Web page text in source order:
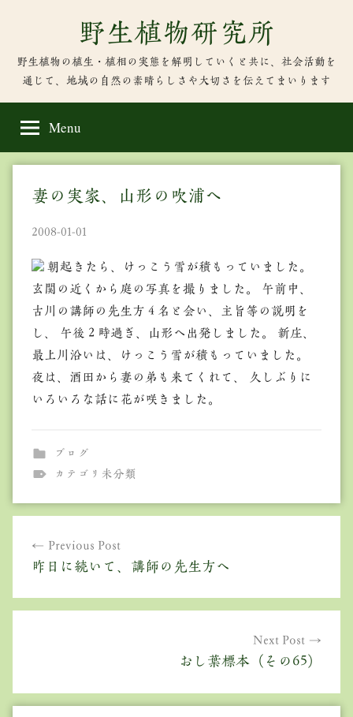
content
野生植物研究所
野生植物の植生・植相の実態を解明していくと共に、社会活動を
通じて、地域の自然の素晴らしさや大切さを伝えてまいります
Menu
妻の実家、山形の吹浦へ
2008-01-01
朝起きたら、けっこう雪が積もっていました。
玄関の近くから庭の写真を撮りました。 午前中、
古川の講師の先生方４名と会い、主旨等の説明を
し、 午後２時過ぎ、山形へ出発しました。 新庄、
最上川沿いは、けっこう雪が積もっていました。
夜は、酒田から妻の弟も来てくれて、 久しぶりに
いろいろな話に花が咲きました。
ブログ
カテゴリ未分類
ビ
シ
Previous Post
昨日に続いて、講師の先生方へ
Next Post
おし葉標本（その65）